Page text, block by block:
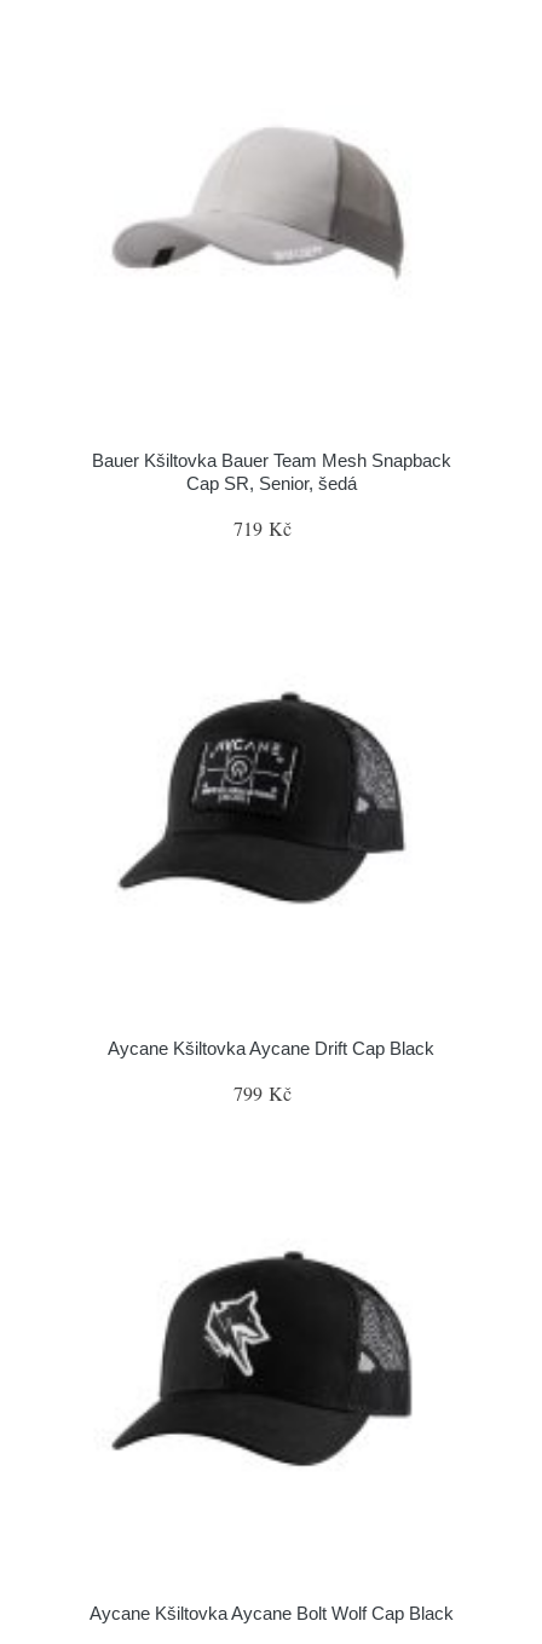
Bauer Kšiltovka Bauer Team Mesh Snapback
Cap SR, Senior, šedá
719 Kč
Aycane Kšiltovka Aycane Drift Cap Black
799 Kč
Aycane Kšiltovka Aycane Bolt Wolf Cap Black